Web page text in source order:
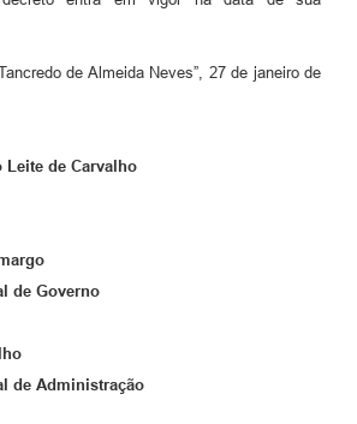
de Almeida Neves”, 27 de janeiro de
Leite de Carvalho
de Governo
de Administração